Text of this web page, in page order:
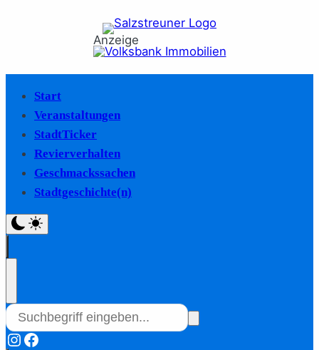
Anzeige
Start
Veranstaltungen
StadtTicker
Revierverhalten
Geschmackssachen
Stadtgeschichte(n)
Instagram
Facebook